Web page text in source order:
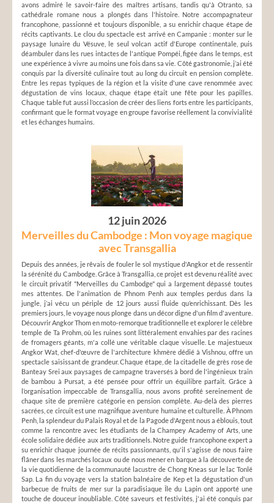
avons admiré le savoir-faire des maîtres artisans, tandis qu'à Otranto, sa
cathédrale romane nous a plongés dans l'histoire. Notre accompagnateur
francophone, passionné et toujours disponible, a su enrichir chaque étape de
récits captivants. Le clou du spectacle est arrivé en Campanie : monter sur le
paysage lunaire du Vésuve, le seul volcan actif d'Europe continentale, puis
déambuler dans les rues intactes de l'antique Pompéi, figée dans le temps, est
une expérience à vivre au moins une fois dans sa vie. Côté gastronomie, j’ai été
conquis par la diversité culinaire tout au long du circuit en pension complète.
Entre les repas typiques de la région et la visite d'une cave renommée avec
dégustation de vins locaux, chaque étape était une fête pour les papilles.
Chaque table fut aussi l’occasion de créer des liens forts entre les participants,
confirmant que le format voyage en groupe favorise réellement la convivialité
et les échanges humains.
12 juin 2026
Merveilles du Cambodge : Mon voyage magique
avec Transgallia
Depuis des années, je rêvais de fouler le sol mystique d'Angkor et de ressentir
la sérénité du Cambodge. Grâce à Transgallia, ce projet est devenu réalité avec
le circuit privatif "Merveilles du Cambodge" qui a largement dépassé toutes
mes attentes. De l'animation de Phnom Penh aux temples perdus dans la
jungle, j’ai vécu un périple de 12 jours aussi fluide qu’enrichissant. Dès les
premiers jours, le voyage nous plonge dans un décor digne d'un film d'aventure.
Découvrir Angkor Thom en moto-remorque traditionnelle et explorer le célèbre
temple de Ta Prohm, où les ruines sont littéralement envahies par des racines
de fromagers géants, m'a collé une véritable claque visuelle. Le majestueux
Angkor Wat, chef-d'œuvre de l'architecture khmère dédié à Vishnou, offre un
spectacle saisissant de grandeur. Chaque étape, de la citadelle de grès rose de
Banteay Srei aux paysages de campagne traversés à bord de l'ingénieux train
de bambou à Pursat, a été pensée pour offrir un équilibre parfait. Grâce à
l’organisation impeccable de Transgallia, nous avons profité sereinement de
chaque site de première catégorie en pension complète. Au-delà des pierres
sacrées, ce circuit est une magnifique aventure humaine et culturelle. À Phnom
Penh, la splendeur du Palais Royal et de la Pagode d'Argent nous a éblouis, tout
comme la rencontre avec les étudiants de la Champey Academy of Arts, une
école solidaire dédiée aux arts traditionnels. Notre guide francophone expert a
su enrichir chaque journée de récits passionnants, qu'il s'agisse de nous faire
flâner dans les marchés locaux ou de nous mener en barque à la découverte de
la vie quotidienne de la communauté lacustre de Chong Kneas sur le lac Tonlé
Sap. La fin du voyage vers la station balnéaire de Kep et la dégustation d'un
barbecue de fruits de mer sur la paradisiaque Île du Lapin ont apporté une
touche de douceur inoubliable. Côté saveurs et festivités, j'ai été conquis par